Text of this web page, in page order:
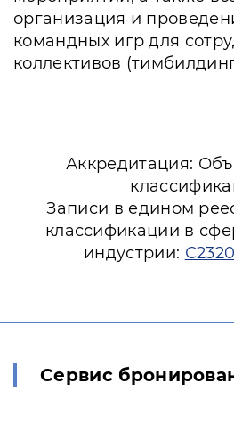
организация и
командных игр для
коллективов
Аккредитация:
Записи в едином
классификации в
индустрии:
Сервис